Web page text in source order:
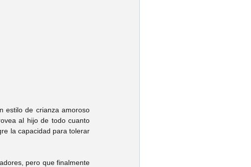
estilo de crianza amoroso
al hijo de todo cuanto
la capacidad para tolerar
pero que finalmente